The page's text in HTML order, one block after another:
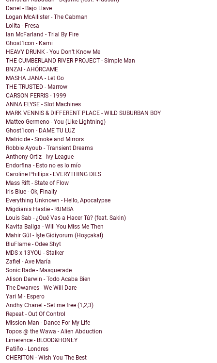
Danel - Bajo Llave
Logan McAllister - The Cabman
Lolita - Fresa
Ian McFarland - Trial By Fire
Ghost1con - Kami
HEAVY DRUNK - You Don’t Know Me
THE CUMBERLAND RIVER PROJECT - Simple Man
BNZAI - AHÓRCAME
MASHA JANA - Let Go
THE TRUSTED - Marrow
CARSON FERRIS - 1999
ANNA ELYSE - Slot Machines
MARK VENNIS & DIFFERENT PLACE - WILD SUBURBAN BOY
Matteo Germeno - You (Like Lightning)
Ghost1con - DAME TU LUZ
Matricide - Smoke and Mirrors
Robbie Ayoub - Transient Dreams
Anthony Ortiz - Ivy League
Endorfina - Esto no es lo mío
Caroline Phillips - EVERYTHING DIES
Mass Rift - State of Flow
Iris Blue - Ok, Finally
Everything Unknown - Hello, Apocalypse
Migdianis Hastie - RUMBA
Louis Sab - ¿Qué Vas a Hacer Tú? (feat. Sakin)
Kavita Baliga - Will You Miss Me Then
Mahir Gül - İşte Gidiyorum (Hoşçakal)
BluFlame - Odee Shyt
MDS x 13YOU - Stalker
Zafiel - Ave María
Sonic Rade - Masquerade
Alison Darwin - Todo Acaba Bien
The Dwarves - We Will Dare
Yari M - Espero
Andhy Chanel - Set me free (1,2,3)
Repeat - Out Of Control
Mission Man - Dance For My Life
Topos @ the Wawa - Alien Abduction
Limerence - BLOOD&HONEY
Patiño - Londres
CHERITON - Wish You The Best